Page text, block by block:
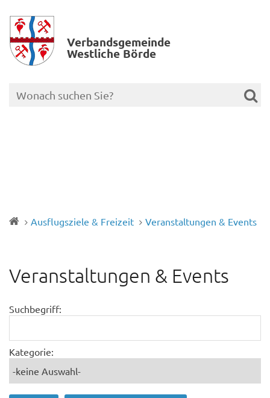
Verbands­gemeinde
Westliche Börde
Ausflugsziele & Freizeit Veranstaltungen & Events
Veranstaltungen & Events
Suchbegriff:
Kategorie: